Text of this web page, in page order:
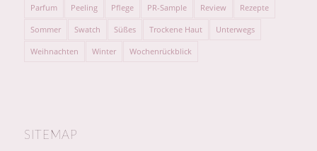
Parfum Peeling Pflege PR-Sample Review Rezepte
Sommer Swatch Süßes Trockene Haut Unterwegs
Weihnachten Winter Wochenrückblick
SITEMAP